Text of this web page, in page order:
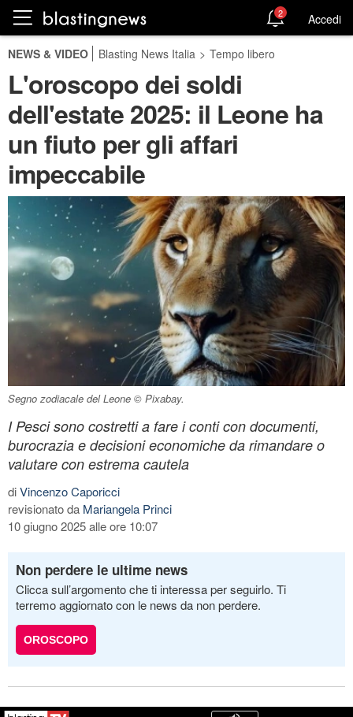
2 Accedi
NEWS & VIDEO Blasting News Italia > Tempo libero
L'oroscopo dei soldi
dell'estate 2025: il Leone ha
un fiuto per gli affari
impeccabile
Segno zodiacale del Leone © Pixabay.
I Pesci sono costretti a fare i conti con documenti,
burocrazia e decisioni economiche da rimandare o
valutare con estrema cautela
diVincenzo Caporicci
revisionato da Mariangela Princi
10 giugno 2025 alle ore 10:07
Non perdere le ultime news
Clicca sull’argomento che ti interessa per seguirlo. Ti
terremo aggiornato con le news da non perdere.
OROSCOPO